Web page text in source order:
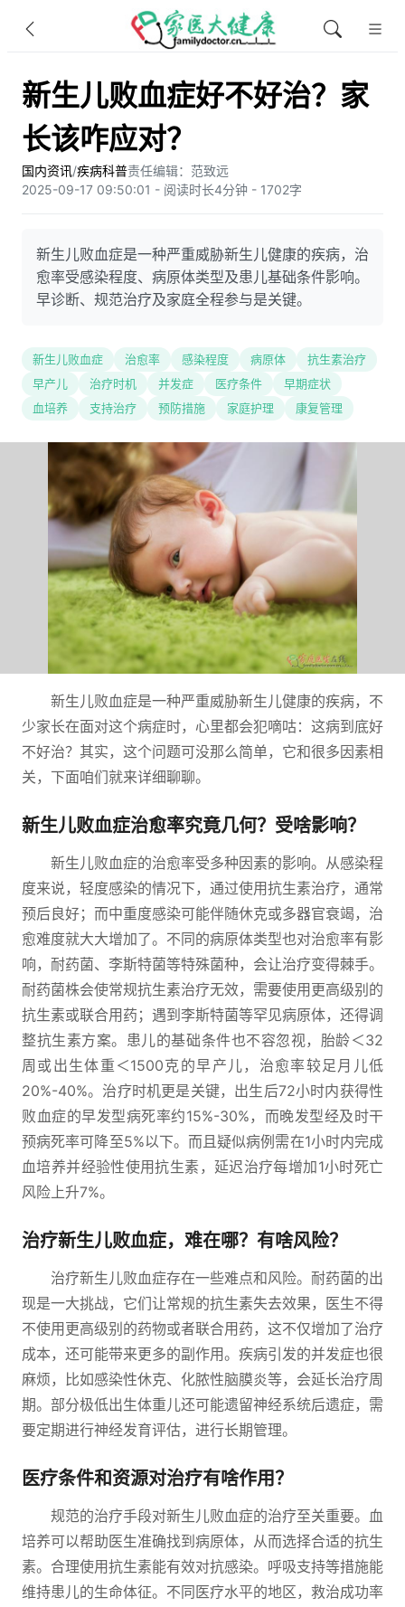
新生儿败血症好不好治？家
长该咋应对？
国内资讯/疾病科普责任编辑：范致远
2025-09-17 09:50:01 - 阅读时长4分钟 - 1702字
新生儿败血症是一种严重威胁新生儿健康的疾病，治
愈率受感染程度、病原体类型及患儿基础条件影响。
早诊断、规范治疗及家庭全程参与是关键。
新生儿败血症 治愈率 感染程度 病原体
抗生素治疗
早产儿
治疗时机 并发症 医疗条件
早期症状
血培养
支持治疗 预防措施 家庭护理 康复管理
新生儿败血症是一种严重威胁新生儿健康的疾病，不
少家长在面对这个病症时，心里都会犯嘀咕：这病到底好
不好治？其实，这个问题可没那么简单，它和很多因素相
关，下面咱们就来详细聊聊。
新生儿败血症治愈率究竟几何？受啥影响？
新生儿败血症的治愈率受多种因素的影响。从感染程
度来说，轻度感染的情况下，通过使用抗生素治疗，通常
预后良好；而中重度感染可能伴随休克或多器官衰竭，治
愈难度就大大增加了。不同的病原体类型也对治愈率有影
响，耐药菌、李斯特菌等特殊菌种，会让治疗变得棘手。
耐药菌株会使常规抗生素治疗无效，需要使用更高级别的
抗生素或联合用药；遇到李斯特菌等罕见病原体，还得调
整抗生素方案。患儿的基础条件也不容忽视，胎龄＜32
周或出生体重＜1500克的早产儿，治愈率较足月儿低
20%-40%。治疗时机更是关键，出生后72小时内获得性
败血症的早发型病死率约15%-30%，而晚发型经及时干
预病死率可降至5%以下。而且疑似病例需在1小时内完成
血培养并经验性使用抗生素，延迟治疗每增加1小时死亡
风险上升7%。
治疗新生儿败血症，难在哪？有啥风险？
治疗新生儿败血症存在一些难点和风险。耐药菌的出
现是一大挑战，它们让常规的抗生素失去效果，医生不得
不使用更高级别的药物或者联合用药，这不仅增加了治疗
成本，还可能带来更多的副作用。疾病引发的并发症也很
麻烦，比如感染性休克、化脓性脑膜炎等，会延长治疗周
期。部分极低出生体重儿还可能遗留神经系统后遗症，需
要定期进行神经发育评估，进行长期管理。
医疗条件和资源对治疗有啥作用？
规范的治疗手段对新生儿败血症的治疗至关重要。血
培养可以帮助医生准确找到病原体，从而选择合适的抗生
素。合理使用抗生素能有效对抗感染。呼吸支持等措施能
维持患儿的生命体征。不同医疗水平的地区，救治成功率